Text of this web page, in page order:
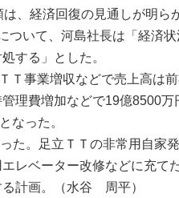
、経済回復の見通しが明ら
ついて、河島社長は「経済
する」とした。
Ｔ事業増収などで売上高は
理費増加などで19億8500
なった。
た。足立ＴＴの非常用自家
レベーター改修などに充て
計画。（水谷 周平）